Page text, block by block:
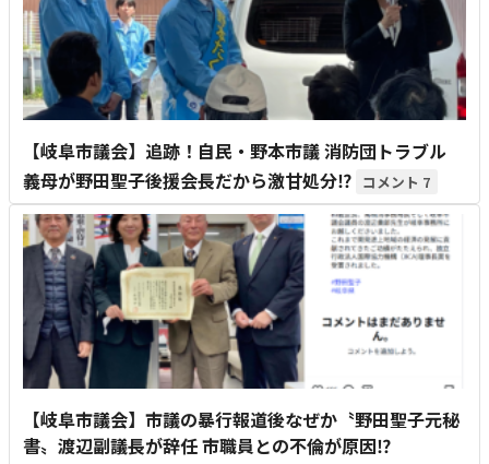
【岐阜市議会】追跡！自民・野本市議 消防団トラブル
義母が野田聖子後援会長だから激甘処分⁉
7
【岐阜市議会】市議の暴行報道後なぜか〝野田聖子元秘
書〟渡辺副議長が辞任 市職員との不倫が原因⁉